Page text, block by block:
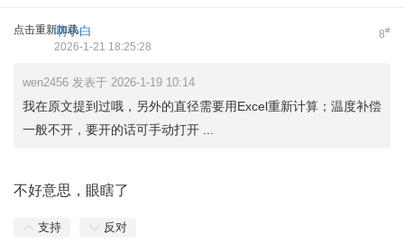
点击重新加载 8#
呐小白
2026-1-21 18:25:28
wen2456 发表于 2026-1-19 10:14
我在原文提到过哦，另外的直径需要用Excel重新计算；温度补偿
一般不开，要开的话可手动打开 ...
不好意思，眼瞎了
支持 反对